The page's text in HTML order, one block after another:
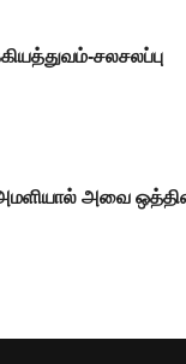
சலசலப்பு
அவை